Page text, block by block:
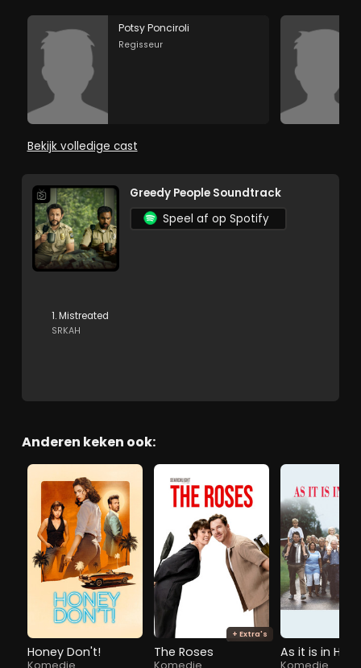
Potsy Ponciroli
Regisseur
Bekijk volledige cast
Greedy People Soundtrack
Speel af op Spotify
1. Mistreated
SRKAH
Anderen keken ook:
Honey Don't!
+ Extra's
The Roses As it is in